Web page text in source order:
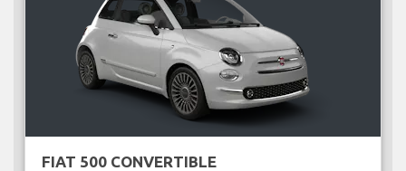
FIAT 500 CONVERTIBLE